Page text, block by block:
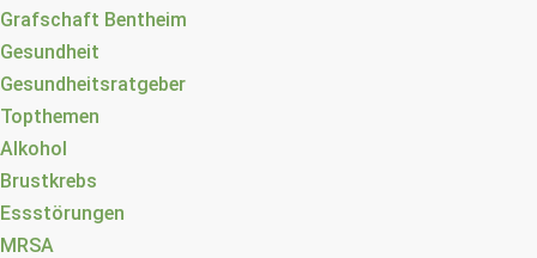
Grafschaft Bentheim
Gesundheit
Gesundheitsratgeber
Topthemen
Alkohol
Brustkrebs
Essstörungen
MRSA